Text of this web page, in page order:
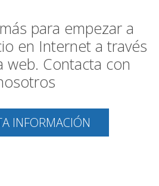
para empezar a
en Internet a través
web. Contacta con
INFORMACIÓN